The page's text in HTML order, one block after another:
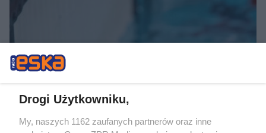
Drogi Użytkowniku,
My, naszych 1162 zaufanych partnerów oraz inne